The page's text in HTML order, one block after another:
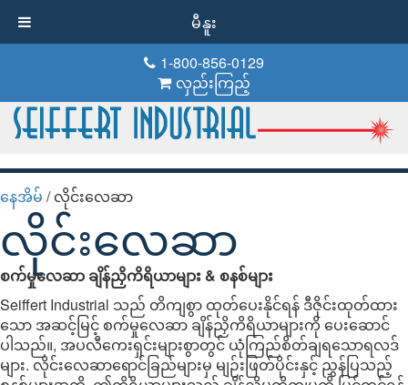
1-800-856-0129
လှည်းကြည့်
နေအိမ် / လိုင်းလေဆာ
လိုင်းလေဆာ
စက်မှုလေဆာ ချိန်ညှိကိရိယာများ & စနစ်များ
Seiffert Industrial သည် တိကျစွာ ထုတ်ပေးနိုင်ရန် ဒီဇိုင်းထုတ်ထား
သော အဆင့်မြင့် စက်မှုလေဆာ ချိန်ညှိကိရိယာများကို ပေးဆောင်
ပါသည်။, အပလီကေးရှင်းများစွာတွင် ယုံကြည်စိတ်ချရသောရလဒ်
များ. လိုင်းလေဆာရောင်ခြည်များမှ မျဉ်းဖြတ်ပိုင်းနှင့် ညွှန်ပြသည့်
မီနူး